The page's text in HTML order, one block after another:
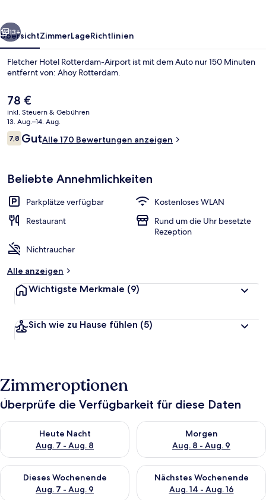
Weiter
13+
ÜbersichtZimmerLageRichtlinien
Fletcher Hotel Rotterdam-Airport ist mit dem Auto nur 150 Minuten
entfernt von: Ahoy Rotterdam.
Der
aktuelle
Preis
beträgt
78 €.
78 €
inkl. Steuern & Gebühren
13. Aug.–14. Aug.
Bewertungen
7,87,8 von 10.
GutAlle 170 Bewertungen anzeigen
Beliebte Annehmlichkeiten
Parkplätze verfügbar
Kostenloses WLAN
Restaurant
Rund um die Uhr besetzte
Rezeption
Nichtraucher
Alle anzeigen
Wichtigste Merkmale (9)
Sich wie zu Hause fühlen (5)
Zimmeroptionen
Überprüfe die Verfügbarkeit für diese Daten
Heute Nacht
Aug. 7 - Aug. 8
Überprüfe die Verfügbarkeit für heute Nacht, Aug. 7 - Aug. 8.
Morgen
Aug. 8 - Aug. 9
Überprüfe die Verfügbarkeit
Dieses Wochenende
Aug. 7 - Aug. 9
Überprüfe die Verfügbarkeit für dieses Wochenende, Aug. 7
Nächstes Wochenende
Aug. 14 - Aug. 16
Überprüfe die Verfügbarkeit